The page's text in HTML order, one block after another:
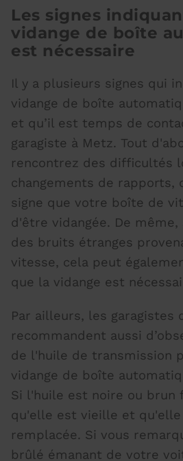
Les signes
vidange de boîte
est nécessaire
Il y a plusieurs signes qui
vidange de boîte
et qu’il est temps de
garagiste à Metz. Tout
rencontrez des difficultés
changements de rapports,
signe que votre boîte de
d'être vidangée. De
des bruits étranges
vitesse, cela peut
que la vidange est
Par ailleurs, les garagistes
recommandent aussi
de l'huile de transmission
vidange de boîte
Si l'huile est noire ou brun
qu'elle est vieille et
remplacée. Si vous
brûlé émanant de votre